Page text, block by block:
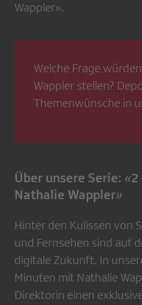
Wappler».
Welche Frage
Wappler stellen?
Themenwünsche in
Über unsere Serie: «2
Nathalie Wappler»
Hinter den Kulissen von
und Fernsehen sind auf
digitale Zukunft. In
Minuten mit Nathalie
Direktorin einen